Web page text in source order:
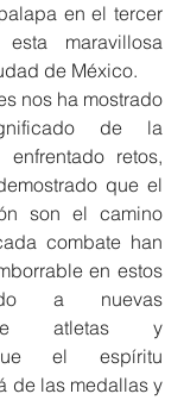
en el tercer
maravillosa
de México.
nos ha mostrado
de la
enfrentado retos,
que el
son el camino
combate han
en estos
a nuevas
de atletas y
el espíritu
de las medallas y